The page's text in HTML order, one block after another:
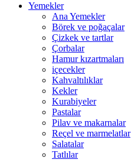
Yemekler
Ana Yemekler
Börek ve poğaçalar
Çizkek ve tartlar
Çorbalar
Hamur kızartmaları
içecekler
Kahvaltılıklar
Kekler
Kurabiyeler
Pastalar
Pilav ve makarnalar
Reçel ve marmelatlar
Salatalar
Tatlılar